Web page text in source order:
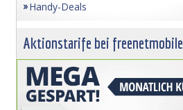
Handy-Deals
Aktionstarife bei freenetmobile